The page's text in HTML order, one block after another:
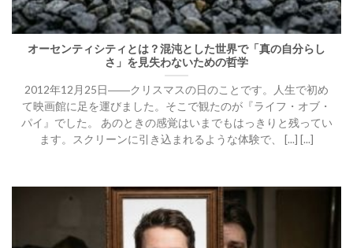
オーセンティシティとは？混沌とした世界で「真の自分らし
さ」を見失わないための哲学
2012年12月25日――クリスマスの日のことです。人生で初め
て映画館に足を運びました。そこで観たのが『ライフ・オブ・
パイ』でした。 あのときの感覚はいまでもはっきりと残ってい
ます。スクリーンに引き込まれるような体験で、 [...] [...]